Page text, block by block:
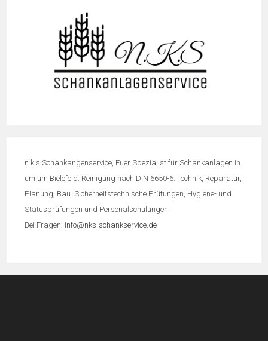
n.k.s Schankangenservice, Euer Spezialist für Schankanlagen in
um um Bielefeld. Reinigung nach DIN 6650-6. Technik, Reparatur,
Planung, Bau. Sicherheitstechnische Prüfungen, Hygiene- und
Statusprüfungen und Personalschulungen.
Bei Fragen: info@nks-schankservice.de